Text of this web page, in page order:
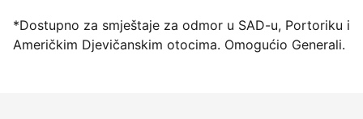
*Dostupno za smještaje za odmor u SAD-u, Portoriku i
Američkim Djevičanskim otocima. Omogućio Generali.